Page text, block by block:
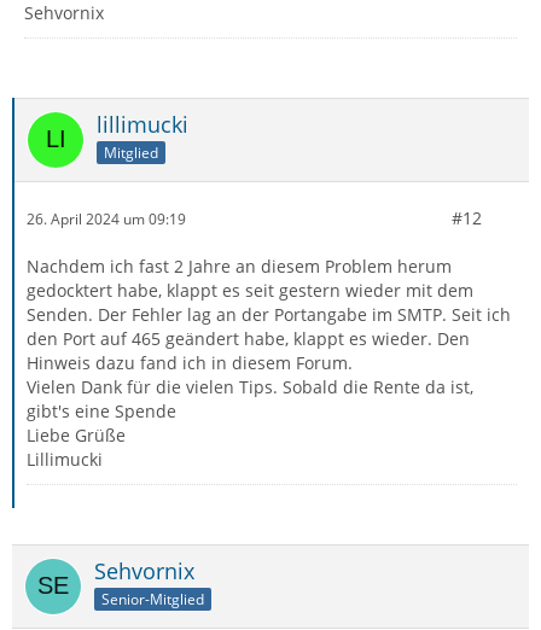
Sehvornix
lillimucki
Mitglied
26. April 2024 um 09:19 #12
Nachdem ich fast 2 Jahre an diesem Problem herum
gedocktert habe, klappt es seit gestern wieder mit dem
Senden. Der Fehler lag an der Portangabe im SMTP. Seit ich
den Port auf 465 geändert habe, klappt es wieder. Den
Hinweis dazu fand ich in diesem Forum.
Vielen Dank für die vielen Tips. Sobald die Rente da ist,
gibt's eine Spende
Liebe Grüße
Lillimucki
Sehvornix
Senior-Mitglied